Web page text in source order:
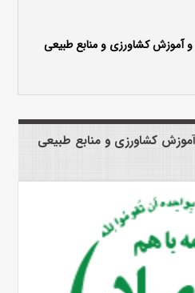
و آموزش کشاورزی و منابع طبیعی
آموزش کشاورزی و منابع طبیعی